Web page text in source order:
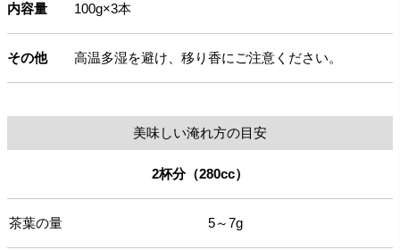
内容量 100g×3本
その他 高温多湿を避け、移り香にご注意ください。
美味しい淹れ方の目安
2杯分（280cc）
茶葉の量 5～7g